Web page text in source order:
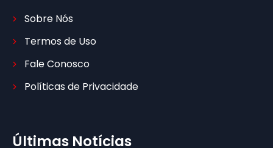
Sobre Nós
Termos de Uso
Fale Conosco
Políticas de Privacidade
Últimas Notícias